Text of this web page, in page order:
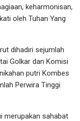
keharmonisan,
oleh Tuhan Yang
dihadiri sejumlah
Golkar dan Komisi
putri Kombes
Perwira Tinggi
merupakan sahabat